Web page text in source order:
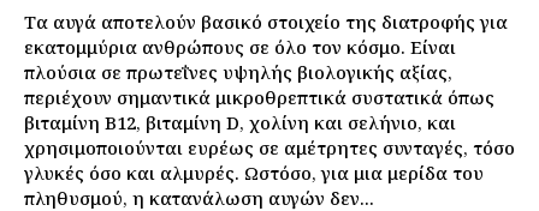
Τα αυγά αποτελούν βασικό στοιχείο της διατροφής για
εκατομμύρια ανθρώπους σε όλο τον κόσμο. Είναι
πλούσια σε πρωτεΐνες υψηλής βιολογικής αξίας,
περιέχουν σημαντικά μικροθρεπτικά συστατικά όπως
βιταμίνη Β12, βιταμίνη D, χολίνη και σελήνιο, και
χρησιμοποιούνται ευρέως σε αμέτρητες συνταγές, τόσο
γλυκές όσο και αλμυρές. Ωστόσο, για μια μερίδα του
πληθυσμού, η κατανάλωση αυγών δεν...